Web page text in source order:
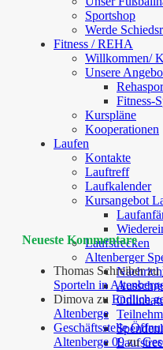
Sportshop
Werde
Fitness / REHA
Willkommen/
Unsere
Fitness-
Kurspläne
Kooperationen
Laufen
Kontakte
Lauftreff
Laufkalender
Kursangebot
Laufstrecken
Altenberger
Neueste Kommentare
Thomas Schreiberzu
Sporteln in
Dimova zu Endlich
Altenberge
Geschäftsstelle
Altenberge 09zu